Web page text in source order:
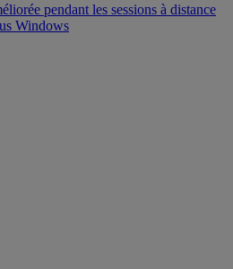
pendant les sessions à distance
Windows